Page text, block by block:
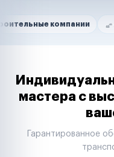
Нам доверяют
компании Аренда
Маркетплейсы
Таксопарки
Автодилеры
Строительные компании
Аренда спецтехники
мастера с
Гарантированное